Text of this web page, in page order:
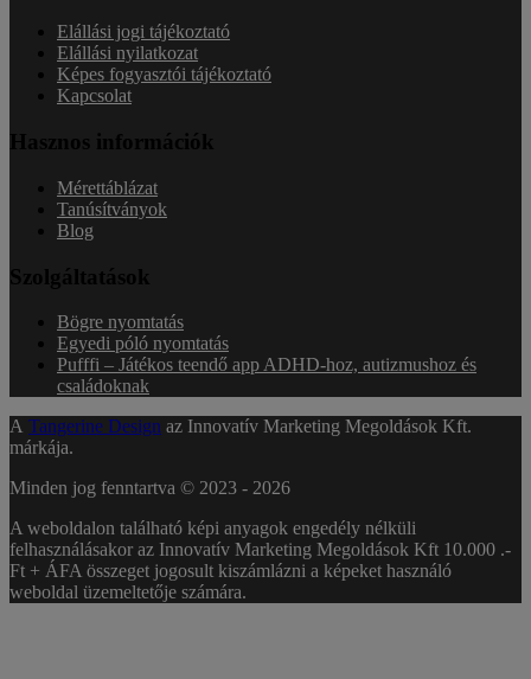
Elállási jogi tájékoztató
Elállási nyilatkozat
Képes fogyasztói tájékoztató
Kapcsolat
Hasznos információk
Mérettáblázat
Tanúsítványok
Blog
Szolgáltatások
Bögre nyomtatás
Egyedi póló nyomtatás
Pufffi – Játékos teendő app ADHD-hoz, autizmushoz és
családoknak
A Tangerine Design az Innovatív Marketing Megoldások Kft.
márkája.
Minden jog fenntartva © 2023 - 2026
A weboldalon található képi anyagok engedély nélküli
felhasználásakor az Innovatív Marketing Megoldások Kft 10.000 .-
Ft + ÁFA összeget jogosult kiszámlázni a képeket használó
weboldal üzemeltetője számára.